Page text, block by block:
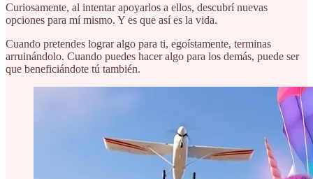
Curiosamente, al intentar apoyarlos a ellos, descubrí nuevas
opciones para mí mismo. Y es que así es la vida.
Cuando pretendes lograr algo para ti, egoístamente, terminas
arruinándolo. Cuando puedes hacer algo para los demás, puede ser
que beneficiándote tú también.